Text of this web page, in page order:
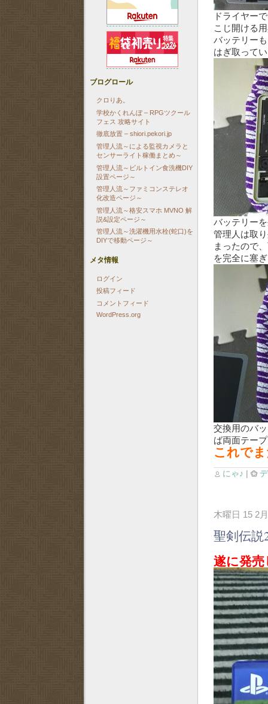
ドライヤー
こじ開ける
バッテリー
はぎ取って
バッテリー
管理人は取
まったので
を完全に塞
交換用のバ
ば両面テー
これで
にゃ♪ |
木曜日 15 2
聖剣伝説
遂に発
ブログロール
クロりあ。
学校かくれんぼ – RPGツクール
フェス 攻略サイト
徹底放置 – shiori.pekori.jp
管理人流～による監視カメラと
センサーライト稼働まとめ～
管理人流～ビルトイン食洗機DIY
設置ページ～
管理人流～ファミコンステレオ
化改造ページ～
管理人流～格安スマホ MVNO 解
説&設定ページ～
管理人流～洗濯機用水栓(蛇口)を
DIYで移動ページ～
メタ情報
ログイン
投稿フィード
コメントフィード
WordPress.org